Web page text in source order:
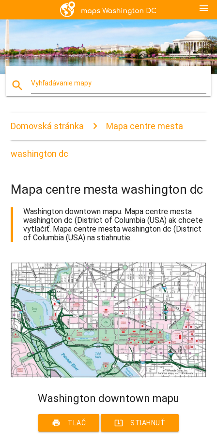
menu
search Vyhľadávanie mapy
Domovská stránka Mapa centre mesta
washington dc
Mapa centre mesta washington dc
Washington downtown mapu. Mapa centre mesta
washington dc (District of Columbia (USA) ak chcete
vytlačiť. Mapa centre mesta washington dc (District
of Columbia (USA) na stiahnutie.
Washington downtown mapu
print TLAČ system_update_alt STIAHNUŤ